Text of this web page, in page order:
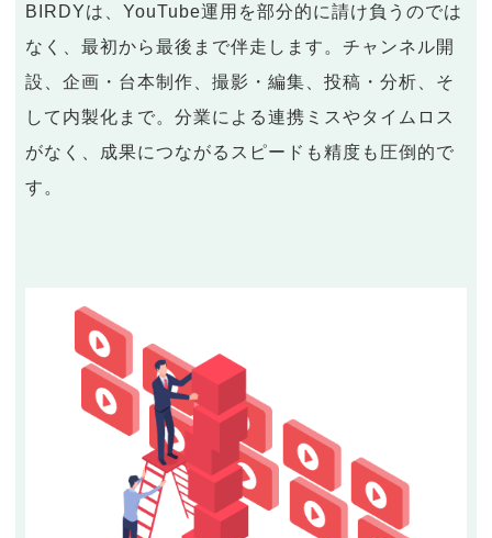
BIRDYは、YouTube運用を部分的に請け負うのでは
なく、最初から最後まで伴走します。チャンネル開
設、企画・台本制作、撮影・編集、投稿・分析、そ
して内製化まで。分業による連携ミスやタイムロス
がなく、成果につながるスピードも精度も圧倒的で
す。